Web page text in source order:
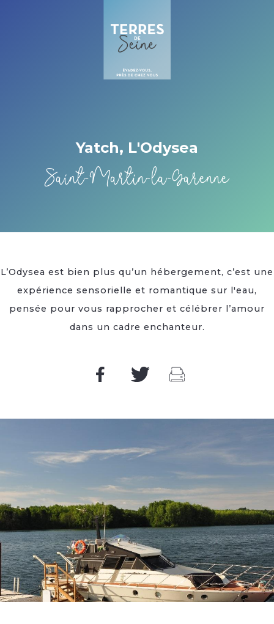
Yatch, L'Odysea
Saint-Martin-la-Garenne
L’Odysea est bien plus qu’un hébergement, c’est une
expérience sensorielle et romantique sur l'eau,
pensée pour vous rapprocher et célébrer l’amour
dans un cadre enchanteur.